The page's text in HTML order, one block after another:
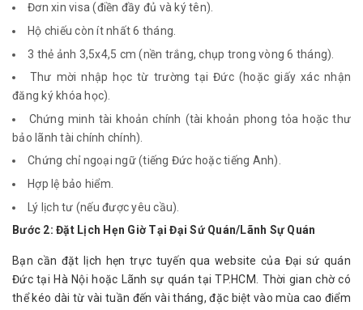
Đơn xin visa (điền đầy đủ và ký tên).
Hộ chiếu còn ít nhất 6 tháng.
3 thẻ ảnh 3,5x4,5 cm (nền trắng, chụp trong vòng 6 tháng).
Thư mời nhập học từ trường tại Đức (hoặc giấy xác nhận
đăng ký khóa học).
Chứng minh tài khoản chính (tài khoản phong tỏa hoặc thư
bảo lãnh tài chính chính).
Chứng chỉ ngoại ngữ (tiếng Đức hoặc tiếng Anh).
Hợp lệ bảo hiểm.
Lý lịch tư (nếu được yêu cầu).
Bước 2: Đặt Lịch Hẹn Giờ Tại Đại Sứ Quán/Lãnh Sự Quán
Bạn cần đặt lịch hẹn trực tuyến qua website của Đại sứ quán
Đức tại Hà Nội hoặc Lãnh sự quán tại TP.HCM. Thời gian chờ có
thể kéo dài từ vài tuần đến vài tháng, đặc biệt vào mùa cao điểm